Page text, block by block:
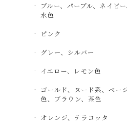
ブルー、パープル、ネイビー
水色
ピンク
グレー、シルバー
イエロー、レモン色
ゴールド、ヌード系、ベー
色、ブラウン、茶色
オレンジ、テラコッタ